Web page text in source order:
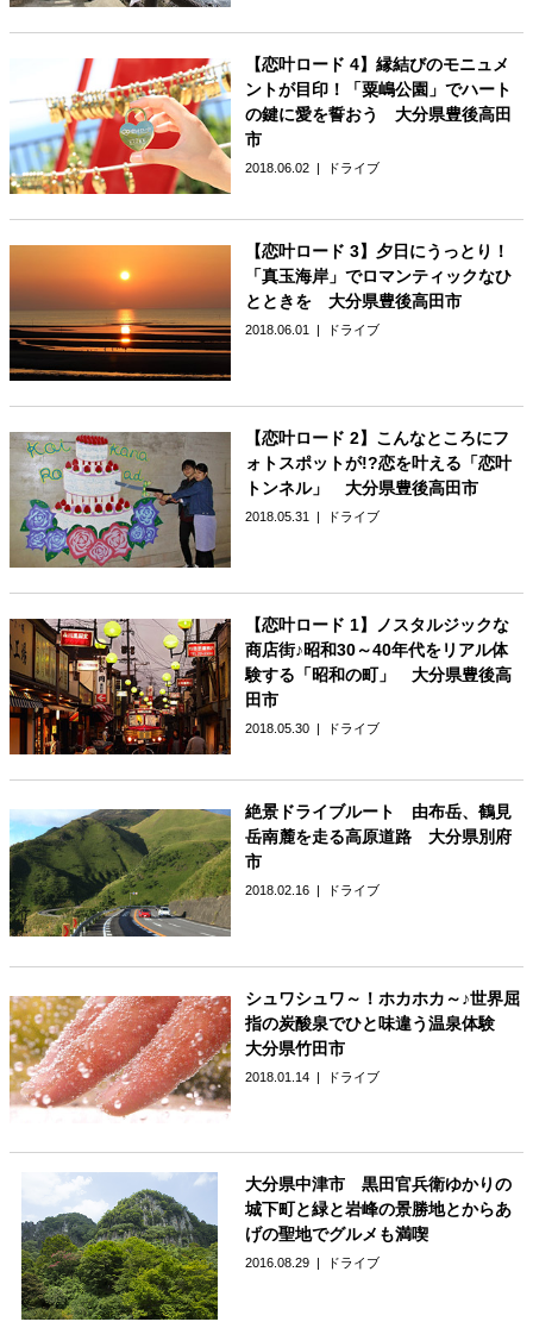
【恋叶ロード 4】縁結びのモニュメ
ントが目印！「粟嶋公園」でハート
の鍵に愛を誓おう 大分県豊後高田
市
2018.06.02 ドライブ
【恋叶ロード 3】夕日にうっとり！
「真玉海岸」でロマンティックなひ
とときを 大分県豊後高田市
2018.06.01 ドライブ
【恋叶ロード 2】こんなところにフ
ォトスポットが!?恋を叶える「恋叶
トンネル」 大分県豊後高田市
2018.05.31 ドライブ
【恋叶ロード 1】ノスタルジックな
商店街♪昭和30～40年代をリアル体
験する「昭和の町」 大分県豊後高
田市
2018.05.30 ドライブ
絶景ドライブルート 由布岳、鶴見
岳南麓を走る高原道路 大分県別府
市
2018.02.16 ドライブ
シュワシュワ～！ホカホカ～♪世界屈
指の炭酸泉でひと味違う温泉体験
大分県竹田市
2018.01.14 ドライブ
大分県中津市 黒田官兵衛ゆかりの
城下町と緑と岩峰の景勝地とからあ
げの聖地でグルメも満喫
2016.08.29 ドライブ